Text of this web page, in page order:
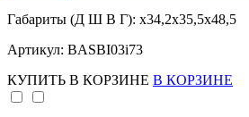
Габариты (Д Ш В Г): x34,2x35,5x48,5
Артикул: BASBI03i73
КУПИТЬ В КОРЗИНЕ В КОРЗИНЕ